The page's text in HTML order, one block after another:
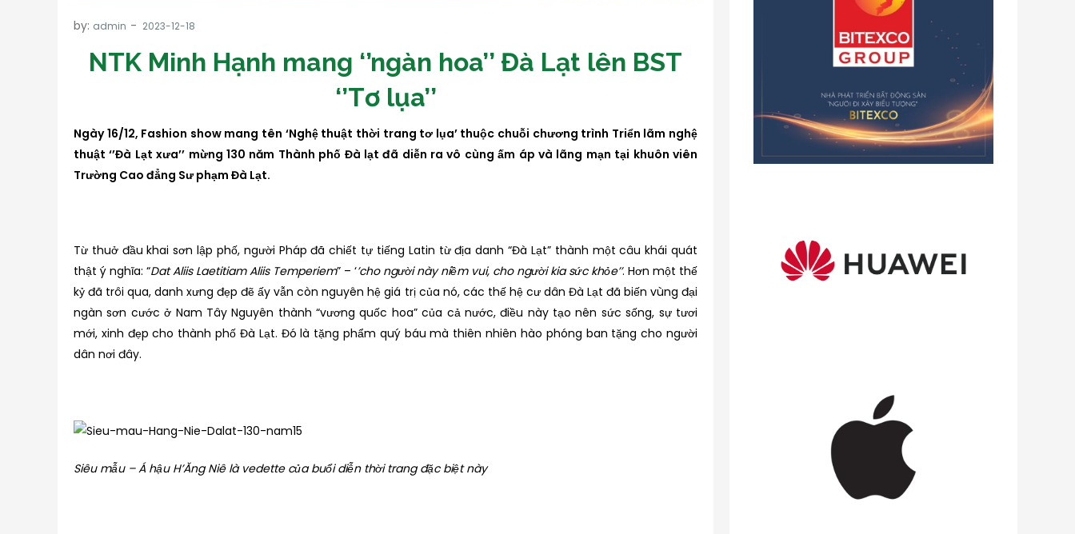
by: admin
NTK Minh Hạnh mang ‘’ngàn hoa’’ Đà Lạt lên BST
‘’Tơ lụa’’
Ngày 16/12, Fashion show mang tên ‘Nghệ thuật thời trang tơ lụa’ thuộc chuỗi chương trình Triển lãm nghệ
thuật ‘’Đà Lạt xưa’’ mừng 130 năm Thành phố Đà lạt đã diễn ra vô cùng ấm ápvà lãng mạn tại khuôn viên
Trường Cao đẳng Sư phạm Đà Lạt.
Từ thuở đầu khai sơn lập phố, người Pháp đã chiết tự tiếng Latin từ địa danh “Đà Lạt” thành một câu khái quát
thật ý nghĩa: “Dat Aliis Laetitiam Aliis Temperiem” – ‘’cho người này niềm vui, cho người kia sức khỏe’’. Hơn một thế
kỷ đã trôi qua, danh xưng đẹp đẽ ấy vẫn còn nguyên hệ giá trị của nó, các thế hệ cư dân Đà Lạt đã biến vùng đại
ngàn sơn cước ở Nam Tây Nguyên thành “vương quốc hoa” của cả nước, điều này tạo nên sức sống, sự tươi
mới, xinh đẹp cho thành phố Đà Lạt. Đó là tặng phẩm quý báu mà thiên nhiên hào phóng ban tặng cho người
dân nơi đây.
Siêu mẫu – Á hậu H’Ăng Niê là vedette của buổi diễn thời trang đặc biệt này